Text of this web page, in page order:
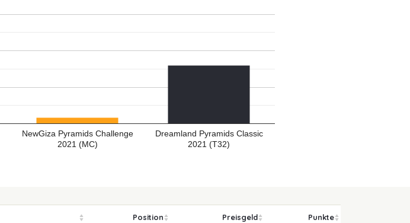
NewGiza Pyramids Challenge
2021 (MC)
Dreamland Pyramids Classic
2021 (T32)
Position Preisgeld Punkte